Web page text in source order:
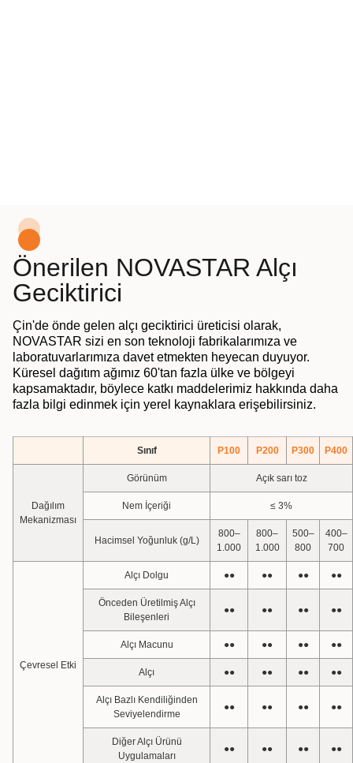
Önerilen NOVASTAR Alçı
Geciktirici
Çin'de önde gelen alçı geciktirici üreticisi olarak,
NOVASTAR sizi en son teknoloji fabrikalarımıza ve
laboratuvarlarımıza davet etmekten heyecan duyuyor.
Küresel dağıtım ağımız 60'tan fazla ülke ve bölgeyi
kapsamaktadır, böylece katkı maddelerimiz hakkında daha
fazla bilgi edinmek için yerel kaynaklara erişebilirsiniz.
Sınıf P100 P200 P300 P400
Dağılım
Mekanizması
Görünüm Açık sarı toz
Nem İçeriği ≤ 3%
Hacimsel Yoğunluk (g/L)
800–
1.000
800–
1.000
500–
800
400–
700
Çevresel Etki
Alçı Dolgu ●● ●● ●● ●●
Önceden Üretilmiş Alçı
Bileşenleri
●● ●● ●● ●●
Alçı Macunu ●● ●● ●● ●●
Alçı ●● ●● ●● ●●
Alçı Bazlı Kendiliğinden
Seviyelendirme
●● ●● ●● ●●
Diğer Alçı Ürünü
Uygulamaları
●● ●● ●● ●●